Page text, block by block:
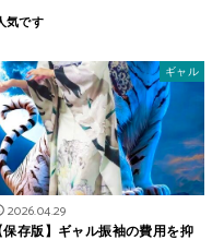
ギャル
2026.04.29
保存版】ギャル振袖の費用を抑